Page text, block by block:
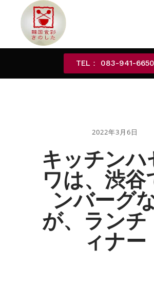
TEL： 083-941-6650
2022年3月6日
キッチンハ
ワは、渋谷
ンバーグ
が、ランチ
ィナー